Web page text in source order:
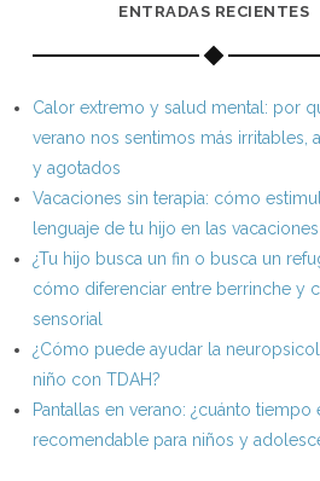
ENTRADAS RECIENTES
Calor extremo y salud mental: por
verano nos sentimos más irritables,
y agotados
Vacaciones sin terapia: cómo
lenguaje de tu hijo en las vacaciones
¿Tu hijo busca un fin o busca un
cómo diferenciar entre berrinche y
sensorial
¿Cómo puede ayudar la
niño con TDAH?
Pantallas en verano: ¿cuánto tiempo
recomendable para niños y